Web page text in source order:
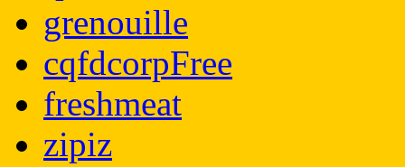
grenouille
cqfdcorpFree
freshmeat
zipiz